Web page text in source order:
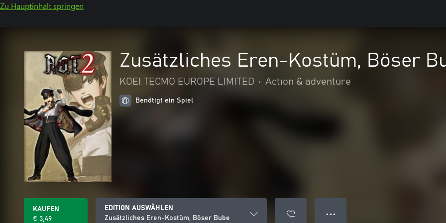
Zu Hauptinhalt springen
Zusätzliches Eren-Kostüm, Böser
KOEI TECMO EUROPE LIMITED • Action & adventure
Benötigt ein Spiel
KAUFEN
€ 3,49
EDITION AUSWÄHLEN
Zusätzliches Eren-Kostüm, Böser Bube
● ● ●